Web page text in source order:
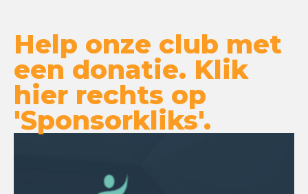
Help onze club met
een donatie. Klik
hier rechts op
'Sponsorkliks'.